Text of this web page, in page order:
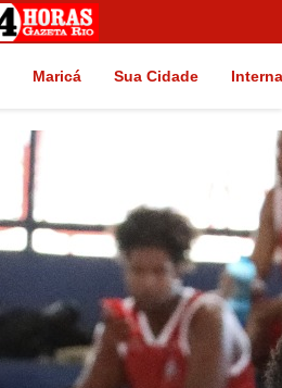
Maricá Sua Cidade